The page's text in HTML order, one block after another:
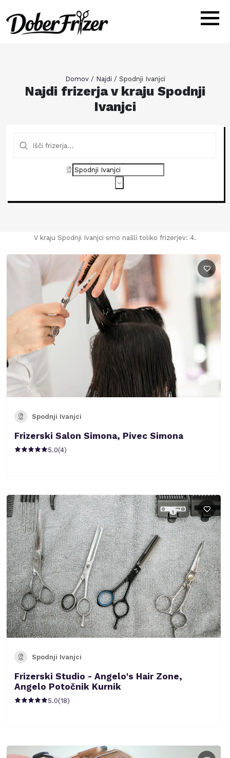
Domov/ Najdi / Spodnji Ivanjci
Najdi frizerja v kraju Spodnji
Ivanjci
V kraju Spodnji Ivanjci smo našli toliko frizerjev: 4.
Spodnji Ivanjci
Frizerski Salon Simona, Pivec Simona
5.0(4)
Spodnji Ivanjci
Frizerski Studio - Angelo's Hair Zone,
Angelo Potočnik Kurnik
5.0(18)